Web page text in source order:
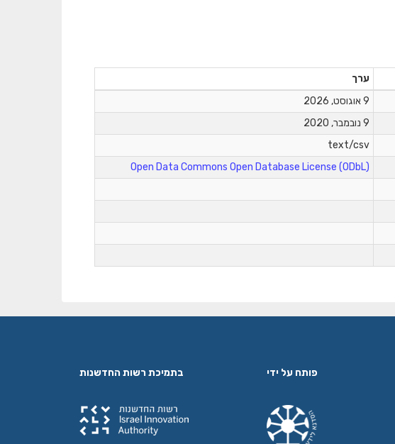
ערך
9 אוגוסט, 2026
9 נובמבר, 2020
text/csv
Open Data Commons Open Database License (ODbL)
פותח על ידי בתמיכת רשות החדשנות